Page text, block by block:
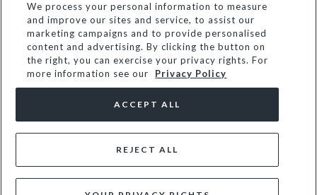
© Dune Group Limited
We process your personal information to measure
and improve our sites and service, to assist our
marketing campaigns and to provide personalised
content and advertising. By clicking the button on
the right, you can exercise your privacy rights. For
more information see our
Privacy Policy
REJECT ALL
ACCEPT ALL